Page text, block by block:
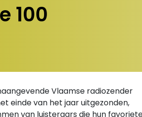
100
Vlaamse radiozender
einde van het jaar uitgezonden,
van luisteraars die hun